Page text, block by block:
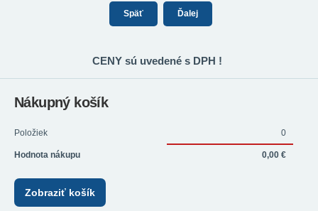
Späť Ďalej
CENY sú uvedené s DPH !
Nákupný košík
Položiek 0
Hodnota nákupu 0,00 €
Zobraziť košík